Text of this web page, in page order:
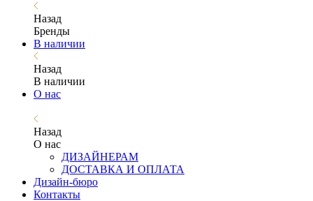
Назад
Бренды
В наличии
Назад
В наличии
О нас
Назад
О нас
ДИЗАЙНЕРАМ
ДОСТАВКА И ОПЛАТА
Дизайн-бюро
Контакты